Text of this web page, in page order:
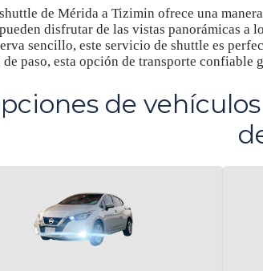
de Mérida a Tizimin ofrece una
disfrutar de las vistas panorámicas a
sencillo, este servicio de shuttle es
de paso, esta opción de transporte confiable
de